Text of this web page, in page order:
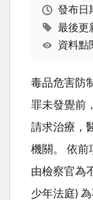
發布日
最後更
資料點
毒品危害防
罪未發覺前
請求治療，
機關。 依前
由檢察官為
少年法庭)